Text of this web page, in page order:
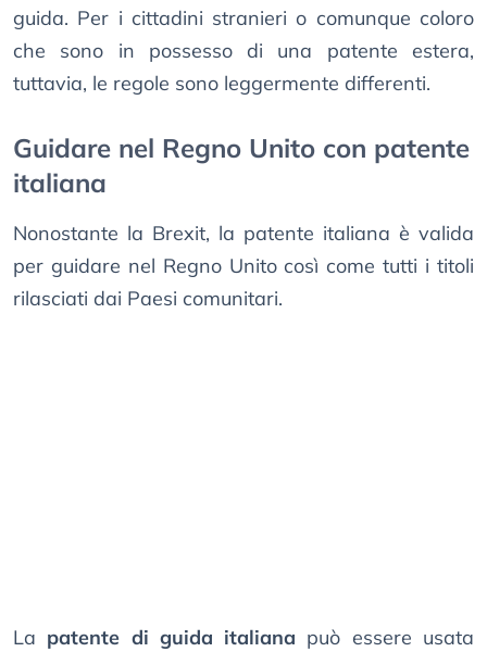
guida. Per i cittadini stranieri o comunque coloro
che sono in possesso di una patente estera,
tuttavia, le regole sono leggermente differenti.
Guidare nel Regno Unito con patente
italiana
Nonostante la Brexit, la patente italiana è valida
per guidare nel Regno Unito così come tutti i titoli
rilasciati dai Paesi comunitari.
La patente di guida italiana può essere usata